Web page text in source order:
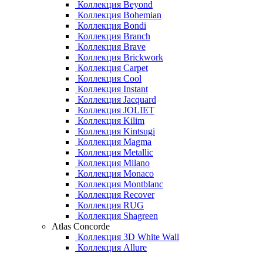
Коллекция Beyond
Коллекция Bohemian
Коллекция Bondi
Коллекция Branch
Коллекция Brave
Коллекция Brickwork
Коллекция Carpet
Коллекция Cool
Коллекция Instant
Коллекция Jacquard
Коллекция JOLIET
Коллекция Kilim
Коллекция Kintsugi
Коллекция Magma
Коллекция Metallic
Коллекция Milano
Коллекция Monaco
Коллекция Montblanc
Коллекция Recover
Коллекция RUG
Коллекция Shagreen
Atlas Concorde
Коллекция 3D White Wall
Коллекция Allure